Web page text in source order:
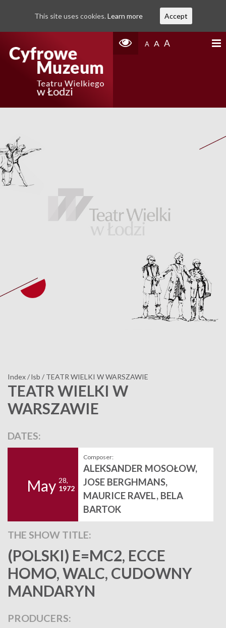
A A A
Index/lsb / TEATR WIELKI W WARSZAWIE
TEATR WIELKI W
WARSZAWIE
DATES:
May 28,
1972
Composer:
ALEKSANDER MOSOŁOW,
JOSE BERGHMANS,
MAURICE RAVEL, BELA
BARTOK
THE SHOW TITLE:
(POLSKI) E=MC2, ECCE
HOMO, WALC, CUDOWNY
MANDARYN
PRODUCERS:
This site uses cookies. Learn more Accept